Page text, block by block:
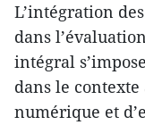
L’intégration
dans
intégral
dans le
numérique et